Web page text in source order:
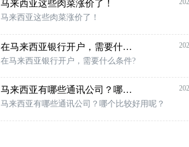
马来西亚这些肉菜涨价了！
马来西亚这些肉菜涨价了！
在马来西亚银行开户，需要什么条件?
在马来西亚银行开户，需要什么条件?
马来西亚有哪些通讯公司？哪个比较好用呢？
马来西亚有哪些通讯公司？哪个比较好用呢？